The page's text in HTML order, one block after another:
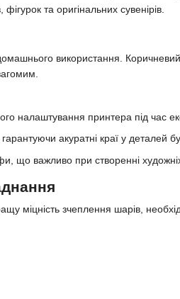
та оригінальних сувенірів.
використання.
налаштування принтера під час
акуратні краї у деталей
важливо при створенні художніх
міцність зчеплення шарів,